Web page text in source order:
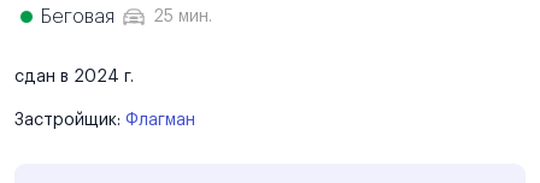
Беговая 25 мин.
сдан в 2024 г.
Застройщик: Флагман